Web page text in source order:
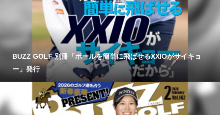
BUZZ GOLF 別冊「ボールを簡単に飛ばせるXXIOがサイキョ
ー」発行